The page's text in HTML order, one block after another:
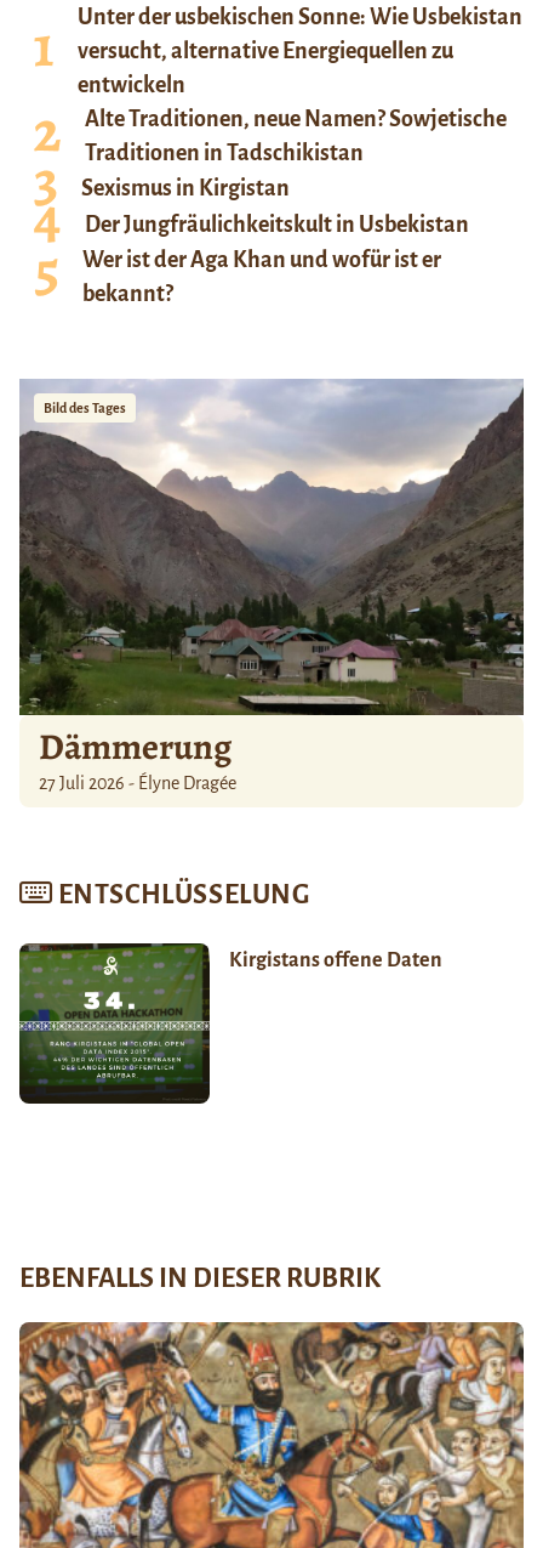
Unter der usbekischen Sonne: Wie Usbekistan
versucht, alternative Energiequellen zu
entwickeln
Alte Traditionen, neue Namen? Sowjetische
Traditionen in Tadschikistan
Sexismus in Kirgistan
Der Jungfräulichkeitskult in Usbekistan
Wer ist der Aga Khan und wofür ist er
bekannt?
Bild des Tages
Dämmerung
27 Juli 2026 - Élyne Dragée
ENTSCHLÜSSELUNG
Kirgistans offene Daten
EBENFALLS IN DIESER RUBRIK